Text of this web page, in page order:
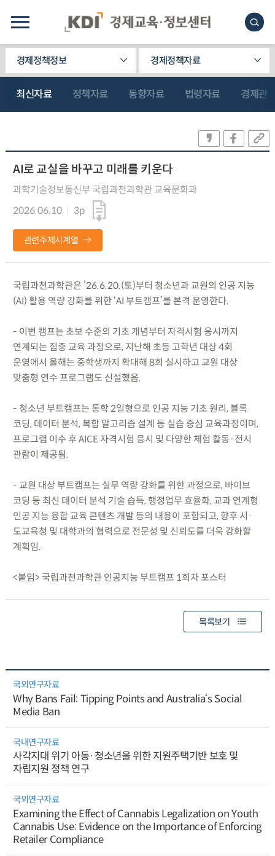
경제정책정보 경제정책자료
최신자료 정책자료 동향자료 법령자료 경제관
AI로 교실을 바꾸고 미래를 키운다
과학기술정보통신부 국립과천과학관 교육문화과
2026.06.10
3p
관련주제시계열
국립과천과학관은 ’26.6.20.(토)부터 청소년과 교원의 인공 지능
(AI) 활용 역량 강화를 위한 ‘AI 부트캠프’를 본격 운영한다.
- 이번 캠프는 초보 수준의 기초 개념부터 자격시험 응시까지
연계되는 집중 교육 과정으로, 지난해 초등 고학년 대상 4회
운영에서 올해는 중학생까지 확대해 8회 실시하고 교원 대상
맞춤형 연수 프로그램도 신설했음.
- 청소년 부트캠프는 통학 2일형으로 인공 지능 기초 원리, 블록
코딩, 데이터 분석, 복합 알고리즘 설계 등 실습 중심 교육과정이며,
프로그램 이수 후 AICE 자격시험 응시 및 다양한 체험 활동·전시
관람이 제공됨.
- 교원 대상 부트캠프는 실무 역량 강화를 위한 과정으로, 바이브
코딩 등 최신 데이터 분석 기술 습득, 행정업무 효율화, 교과 연계형
인공 지능 융합 교육 콘텐츠 개발 등의 내용이 포함되고, 향후 시·
도교육청 및 대학과의 협력으로 전문성 및 신뢰도를 더욱 강화할
계획임.
<붙임> 국립과천과학관 인공지능 부트캠프 1회차 포스터
목록보기
국외연구자료
Why Bans Fail: Tipping Points and Australia‘s Social
Media Ban
국내연구자료
사각지대 위기 아동·청소년을 위한 지원주택기반 보호 및
자립지원 정책 연구
국외연구자료
Examining the Effect of Cannabis Legalization on Youth
Cannabis Use: Evidence on the Importance of Enforcing
Retailer Compliance